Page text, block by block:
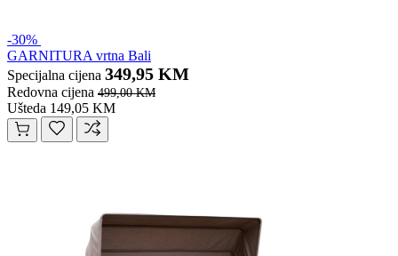
-30%
GARNITURA vrtna Bali
Specijalna cijena 349,95 KM
Redovna cijena 499,00 KM
Ušteda 149,05 KM